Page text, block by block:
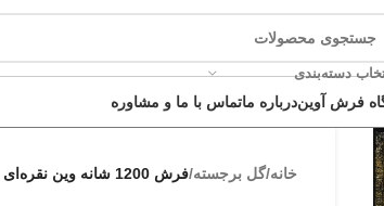
دسته‌بندی
فرش آویندرباره ماتماس با ما و مشاوره
خانه/گل برجسته/فرش 1200 شانه وین نقره‌ای